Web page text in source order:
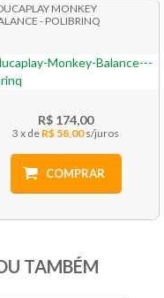
MONKEY
- POLIBRINQ
R$ 174,00
3 x R$ 58,00
COMPRAR
TAMBÉM